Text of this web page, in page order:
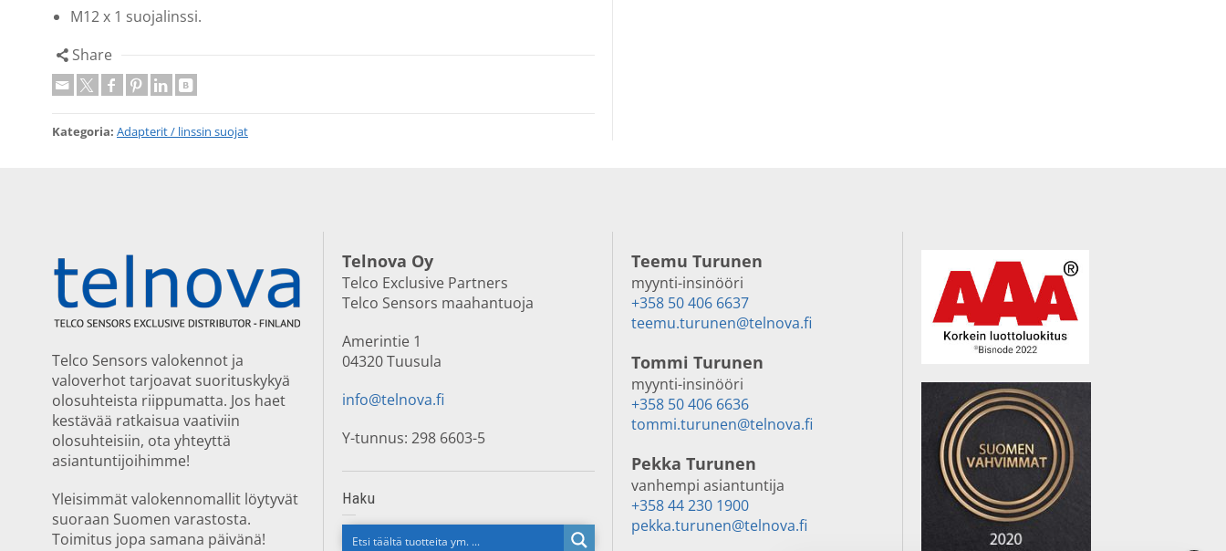
M12 x 1 suojalinssi.
Share
Kategoria: Adapterit / linssin suojat
Telco Sensors valokennot ja
valoverhot tarjoavat suorituskykyä
olosuhteista riippumatta. Jos haet
kestävää ratkaisua vaativiin
olosuhteisiin, ota yhteyttä
asiantuntijoihimme!
Yleisimmät valokennomallit löytyvät
suoraan Suomen varastosta.
Toimitus jopa samana päivänä!
Telnova Oy
Telco Exclusive Partners
Telco Sensors maahantuoja
Amerintie 1
04320 Tuusula
info@telnova.fi
Y-tunnus: 298 6603-5
Haku
Teemu Turunen
myynti-insinööri
+358 50 406 6637
teemu.turunen@telnova.fi
Tommi Turunen
myynti-insinööri
+358 50 406 6636
tommi.turunen@telnova.fi
Pekka Turunen
vanhempi asiantuntija
+358 44 230 1900
pekka.turunen@telnova.fi